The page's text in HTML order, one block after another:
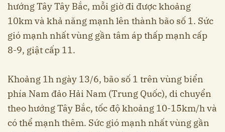
hướng Tây Tây Bắc, mỗi giờ đi được khoảng
10km và khả năng mạnh lên thành bão số 1. Sức
gió mạnh nhất vùng gần tâm áp thấp mạnh cấp
8-9, giật cấp 11.
Khoảng 1h ngày 13/6, bão số 1 trên vùng biển
phía Nam đảo Hải Nam (Trung Quốc), di chuyển
theo hướng Tây Bắc, tốc độ khoảng 10-15km/h và
có thể mạnh thêm. Sức gió mạnh nhất vùng gần